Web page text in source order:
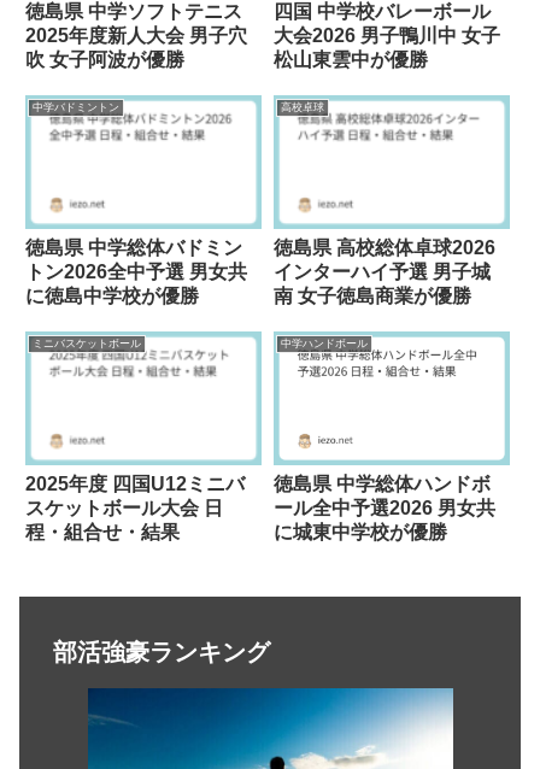
徳島県 中学ソフトテニス
2025年度新人大会 男子穴
吹 女子阿波が優勝
四国 中学校バレーボール
大会2026 男子鴨川中 女子
松山東雲中が優勝
中学バドミントン
徳島県 中学総体バドミン
トン2026全中予選 男女共
に徳島中学校が優勝
高校卓球
徳島県 高校総体卓球2026
インターハイ予選 男子城
南 女子徳島商業が優勝
ミニバスケットボール
2025年度 四国U12ミニバ
スケットボール大会 日
程・組合せ・結果
中学ハンドボール
徳島県 中学総体ハンドボ
ール全中予選2026 男女共
に城東中学校が優勝
部活強豪ランキング